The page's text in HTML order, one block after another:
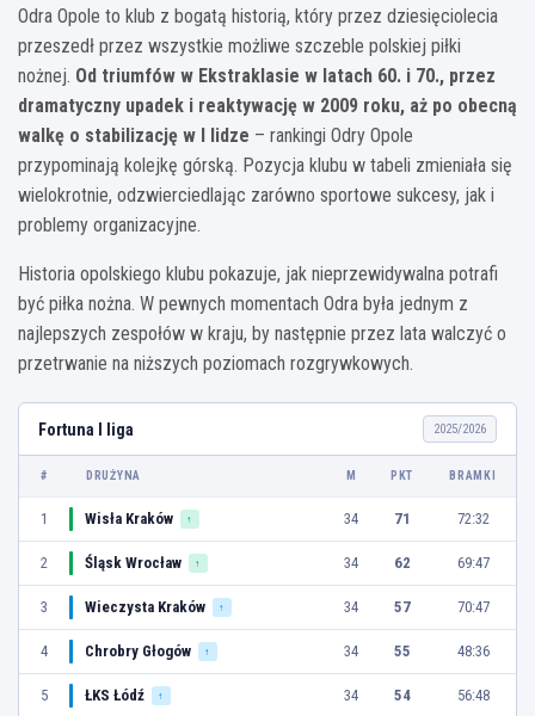
Odra Opole to klub z bogatą historią, który przez dziesięciolecia
przeszedł przez wszystkie możliwe szczeble polskiej piłki
nożnej. Od triumfów w Ekstraklasie w latach 60. i 70., przez
dramatyczny upadek i reaktywację w 2009 roku, aż po obecną
walkę o stabilizację w I lidze – rankingi Odry Opole
przypominają kolejkę górską. Pozycja klubu w tabeli zmieniała się
wielokrotnie, odzwierciedlając zarówno sportowe sukcesy, jak i
problemy organizacyjne.
Historia opolskiego klubu pokazuje, jak nieprzewidywalna potrafi
być piłka nożna. W pewnych momentach Odra była jednym z
najlepszych zespołów w kraju, by następnie przez lata walczyć o
przetrwanie na niższych poziomach rozgrywkowych.
Fortuna I liga 2025/2026
# DRUŻYNA M PKT BRAMKI
1 Wisła Kraków ↑ 34 71 72:32
2 Śląsk Wrocław ↑ 34 62 69:47
3 Wieczysta Kraków ↑ 34 57 70:47
4 Chrobry Głogów ↑ 34 55 48:36
5 ŁKS Łódź ↑ 34 54 56:48